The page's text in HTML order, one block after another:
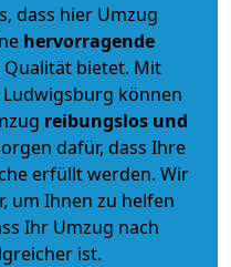
dass hier Umzug
hervorragende
Qualität bietet. Mit
können
reibungslos und
dafür, dass Ihre
erfüllt werden. Wir
um Ihnen zu helfen
Ihr Umzug nach
ist.